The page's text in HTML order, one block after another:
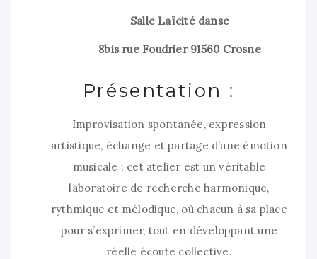
Salle Laïcité danse
8bis rue Foudrier 91560 Crosne
Présentation :
Improvisation spontanée, expression
artistique, échange et partage d’une émotion
musicale : cet atelier est un véritable
laboratoire de recherche harmonique,
rythmique et mélodique, où chacun à sa place
pour s’exprimer, tout en développant une
réelle écoute collective.